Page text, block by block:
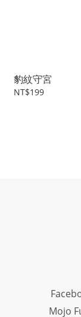
豹紋守宮
NT$199
Mojo